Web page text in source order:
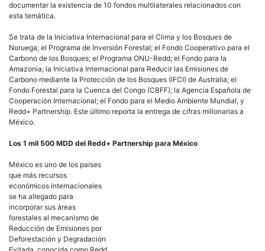
México es uno de los países
incorporar sus áreas forestales al mecanismo de Reducción de Emisiones
por Deforestación y Degradación Evitada, conocida como Redd Plus o
Redd+.
El portal en internet Voluntary Redd+ Database da cuenta de que se han
destinado a México 1 mil 537 millones de dólares para proyectos y
acciones relacionados con Redd+.
Según el portal, que recopila información proporcionada de manera
México reciben recursos internacionales: Forest Mitigation Activities in the
Redd+ II, al que se destinaron 1 mil 104 millones de dólares para utilizarse
en 5 años, de 2008 a 2012; Goverment Forest indicative co-financing for
Climate Change Project, para las fases I y II de Redd+, que recibió 333
millones de dólares en 2012, pero está programada la continuación del
financiamiento hasta 2017; y National Redd+ Strategy, que según reporta
el portal dispuso de 30 millones de dólares diferidos de 2008 a 2012.
La base de datos también revela que con más de 1 mil 500 millones de